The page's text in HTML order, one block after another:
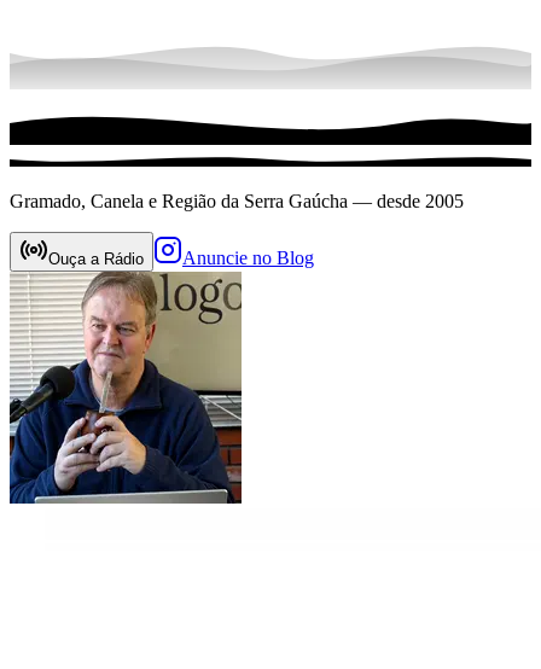
Gramado, Canela e Região da Serra Gaúcha — desde 2005
Ouça a Rádio Anuncie no Blog